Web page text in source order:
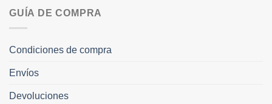
GUÍA DE COMPRA
Condiciones de compra
Envíos
Devoluciones